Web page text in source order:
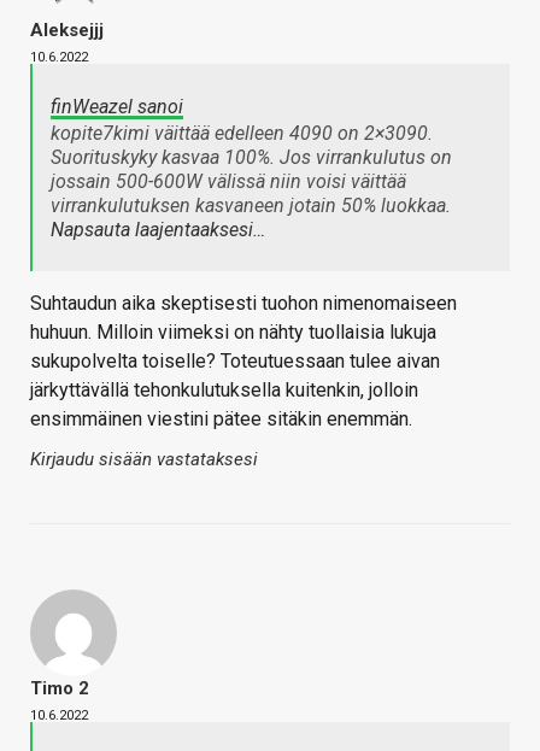
Aleksejjj
10.6.2022
finWeazel sanoi
kopite7kimi väittää edelleen 4090 on 2×3090.
Suorituskyky kasvaa 100%. Jos virrankulutus on
jossain 500-600W välissä niin voisi väittää
virrankulutuksen kasvaneen jotain 50% luokkaa.
Napsauta laajentaaksesi…
Suhtaudun aika skeptisesti tuohon nimenomaiseen
huhuun. Milloin viimeksi on nähty tuollaisia lukuja
sukupolvelta toiselle? Toteutuessaan tulee aivan
järkyttävällä tehonkulutuksella kuitenkin, jolloin
ensimmäinen viestini pätee sitäkin enemmän.
Kirjaudu sisään vastataksesi
Timo 2
10.6.2022